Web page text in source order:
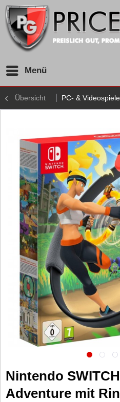
Menü
Übersicht PC- & Videospiele
Nintendo
Adventure mit